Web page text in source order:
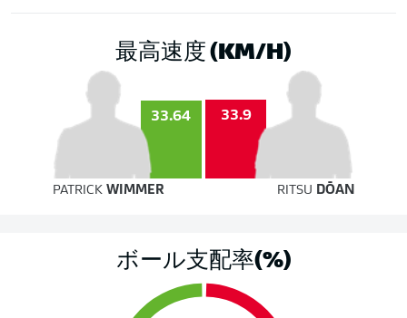
最高速度 (KM/H)
33.64 33.9
PATRICK WIMMER RITSU DŌAN
ボール支配率(%)